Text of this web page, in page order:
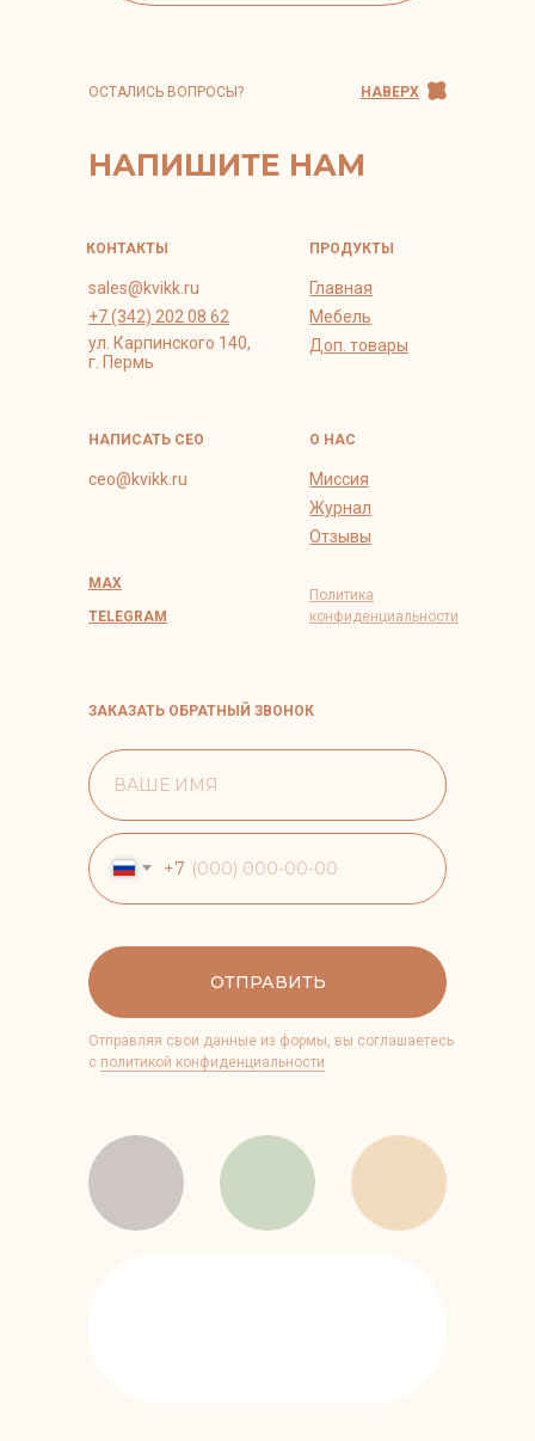
НАПИШИТЕ НАМ
ОСТАЛИСЬ ВОПРОСЫ?
Политика
конфиденциальности
+7 (342) 202 08 62
ул. Карпинского 140,
г. Пермь
ЗАКАЗАТЬ ОБРАТНЫЙ ЗВОНОК
Главная
Мебель
Доп. товары
Миссия
Журнал
Отзывы
НАВЕРХ
sales@kvikk.ru
ПРОДУКТЫ
О НАС
КОНТАКТЫ
ceo@kvikk.ru
НАПИСАТЬ СЕО
MAX
TELEGRAM
+7
ОТПРАВИТЬ
Отправляя свои данные из формы, вы соглашаетесь
с политикой конфиденциальности